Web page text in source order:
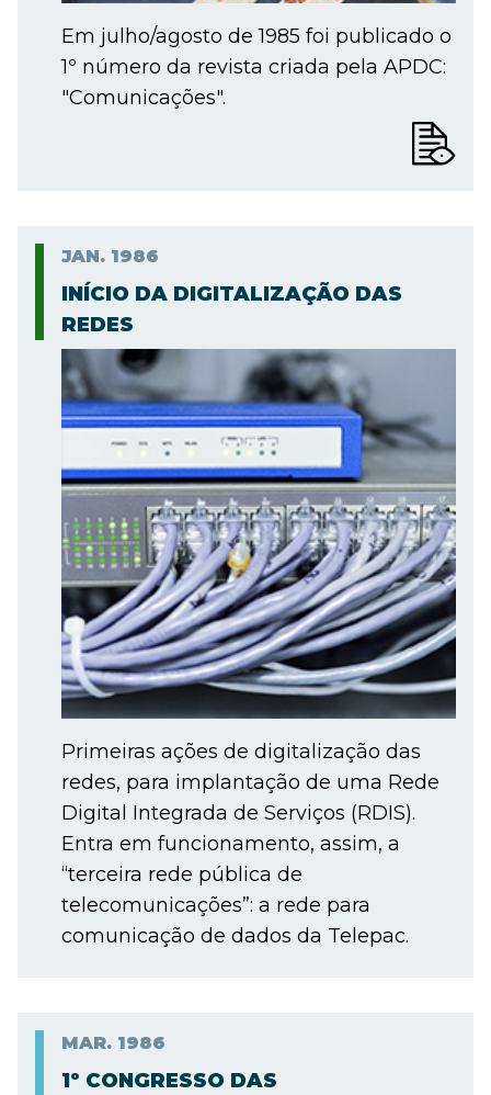
Em julho/agosto de 1985 foi publicado o
1º número da revista criada pela APDC:
"Comunicações".
JAN. 1986
INÍCIO DA DIGITALIZAÇÃO DAS
REDES
Primeiras ações de digitalização das
redes, para implantação de uma Rede
Digital Integrada de Serviços (RDIS).
Entra em funcionamento, assim, a
“terceira rede pública de
telecomunicações”: a rede para
comunicação de dados da Telepac.
MAR. 1986
1º CONGRESSO DAS